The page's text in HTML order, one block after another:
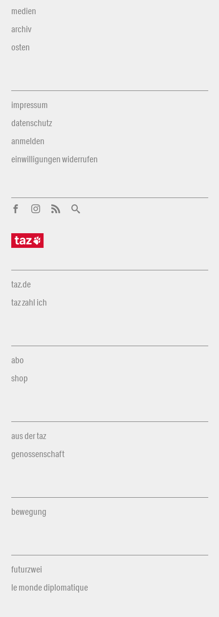
medien
archiv
osten
impressum
datenschutz
anmelden
einwilligungen widerrufen
taz.de
taz zahl ich
abo
shop
aus der taz
genossenschaft
bewegung
futurzwei
le monde diplomatique